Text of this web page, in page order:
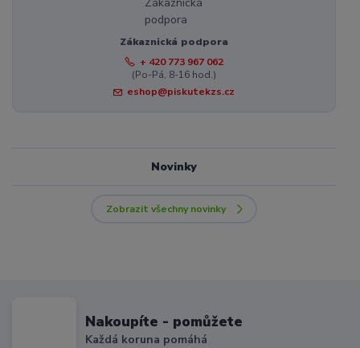
Zákaznická podpora
+ 420 773 967 062
(Po-Pá, 8-16 hod.)
eshop@piskutekzs.cz
Novinky
Zobrazit všechny novinky
Nakoupíte - pomůžete
Každá koruna pomáhá